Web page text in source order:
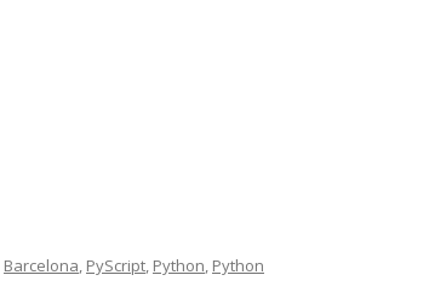
Barcelona PyScript Python Python